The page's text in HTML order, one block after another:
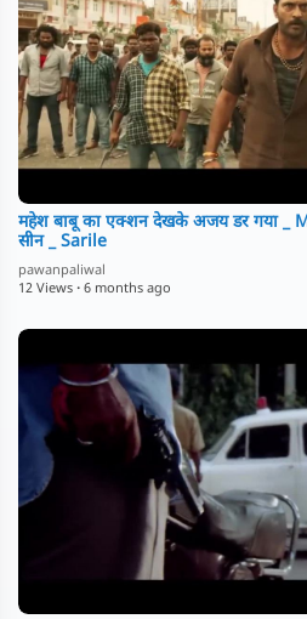
महेश बाबू का एक्शन देखके अजय डर गया _
सीन _ Sarile
pawanpaliwal
12 Views · 6 months ago